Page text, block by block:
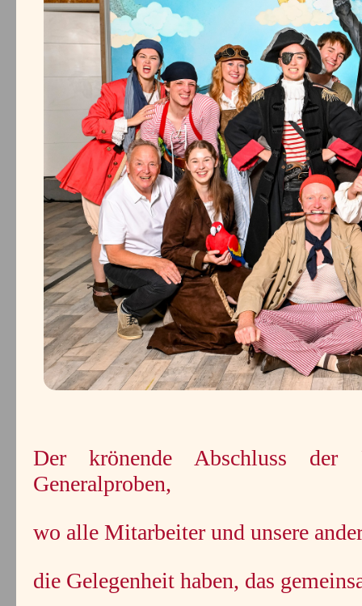
Der krönende Abschluss
Generalproben,
wo alle Mitarbeiter und unsere
die Gelegenheit haben, das